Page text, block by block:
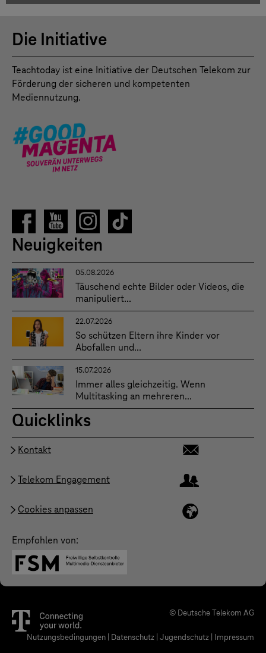
Die Initiative
Teachtoday ist eine Initiative der Deutschen Telekom zur
Förderung der sicheren und kompetenten
Mediennutzung.
Neuigkeiten
05.08.2026
Täuschend echte Bilder oder Videos, die
manipuliert...
22.07.2026
So schützen Eltern ihre Kinder vor
Abofallen und...
15.07.2026
Immer alles gleichzeitig. Wenn
Multitasking an mehreren...
Quicklinks
Kontakt
Telekom Engagement
Cookies anpassen
Empfohlen von:
© Deutsche Telekom AG
Nutzungsbedingungen Datenschutz Jugendschutz Impressum